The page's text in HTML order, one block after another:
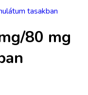
tasakban
80 mg